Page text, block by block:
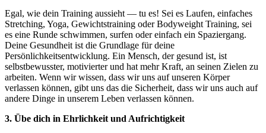
Egal, wie dein Training aussieht — tu es! Sei es Laufen, einfaches
Stretching, Yoga, Gewichtstraining oder Bodyweight Training, sei
es eine Runde schwimmen, surfen oder einfach ein Spaziergang.
Deine Gesundheit ist die Grundlage für deine
Persönlichkeitsentwicklung. Ein Mensch, der gesund ist, ist
selbstbewusster, motivierter und hat mehr Kraft, an seinen Zielen zu
arbeiten. Wenn wir wissen, dass wir uns auf unseren Körper
verlassen können, gibt uns das die Sicherheit, dass wir uns auch auf
andere Dinge in unserem Leben verlassen können.
3. Übe dich in Ehrlichkeit und Aufrichtigkeit